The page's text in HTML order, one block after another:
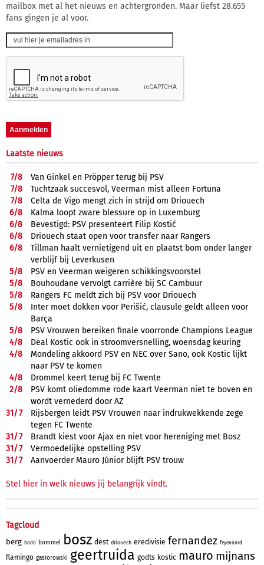
mailbox met al het nieuws en achtergronden. Maar liefst 28.655
fans gingen je al voor.
Laatste nieuws
7/8
Van Ginkel en Pröpper terug bij PSV
7/8
Tuchtzaak succesvol, Veerman mist alleen Fortuna
7/8
Celta de Vigo mengt zich in strijd om Driouech
6/8
Kalma loopt zware blessure op in Luxemburg
6/8
Bevestigd: PSV presenteert Filip Kostić
6/8
Driouech staat open voor transfer naar Rangers
6/8
Tillman haalt vernietigend uit en plaatst bom onder langer
verblijf bij Leverkusen
5/8
PSV en Veerman weigeren schikkingsvoorstel
5/8
Bouhoudane vervolgt carrière bij SC Cambuur
5/8
Rangers FC meldt zich bij PSV voor Driouech
5/8
Inter moet dokken voor Perišić, clausule geldt alleen voor
Barça
5/8
PSV Vrouwen bereiken finale voorronde Champions League
4/8
Deal Kostic ook in stroomversnelling, woensdag keuring
4/8
Mondeling akkoord PSV en NEC over Sano, ook Kostic lijkt
naar PSV te komen
4/8
Drommel keert terug bij FC Twente
2/8
PSV komt oliedomme rode kaart Veerman niet te boven en
wordt vernederd door AZ
31/7
Rijsbergen leidt PSV Vrouwen naar indrukwekkende zege
tegen FC Twente
31/7
Brandt kiest voor Ajax en niet voor hereniging met Bosz
31/7
Vermoedelijke opstelling PSV
31/7 Aanvoerder Mauro Júnior blijft PSV trouw
Stel hier in welk nieuws jij belangrijk vindt.
Tagcloud
berg bodo bommel bosz dest driouech eredivisie fernandez feyenoord
flamingo gasiorowski geertruida godts kostic mauro mijnans